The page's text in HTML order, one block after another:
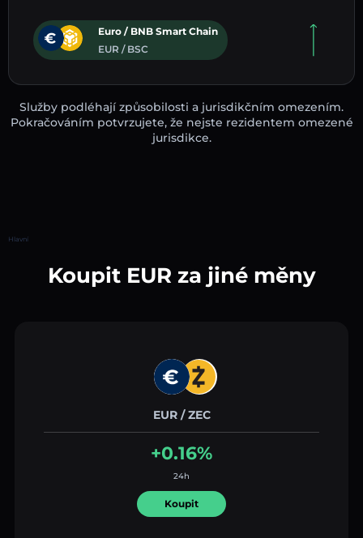
Euro / BNB Smart Chain
EUR / BSC
Služby podléhají způsobilosti a jurisdikčním omezením.
Pokračováním potvrzujete, že nejste rezidentem omezené
jurisdikce.
Hlavní
Koupit EUR za jiné měny
EUR / ZEC
+0.16%
24h
Koupit